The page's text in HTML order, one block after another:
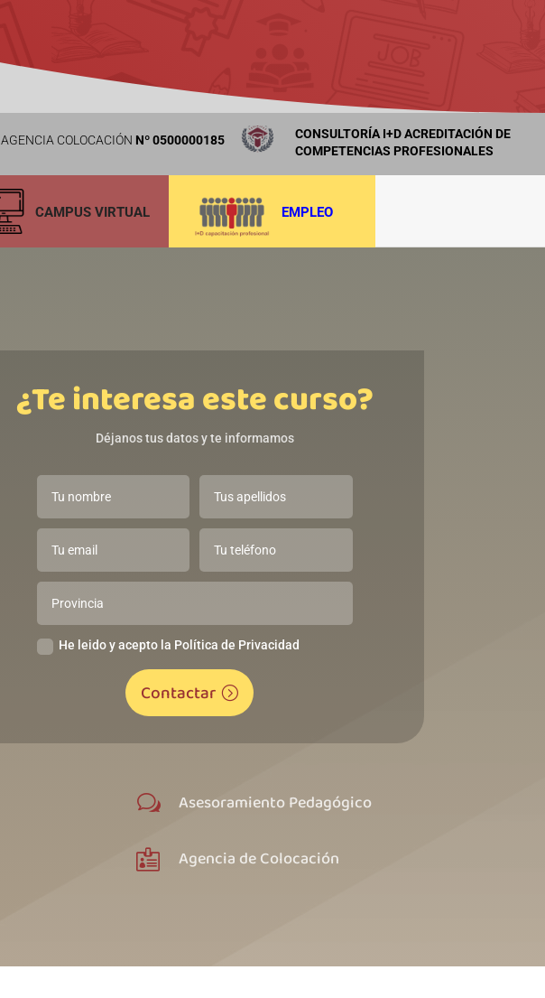
AGENCIA COLOCACIÓN Nº 0500000185
CONSULTORÍA I+D ACREDITACIÓN DE
COMPETENCIAS PROFESIONALES
EMPLEO
CAMPUS VIRTUAL
¿Te interesa este curso?
Déjanos tus datos y te informamos
He leido y acepto la Política de Privacidad
Contactar
w Asesoramiento Pedagógico
 Agencia de Colocación